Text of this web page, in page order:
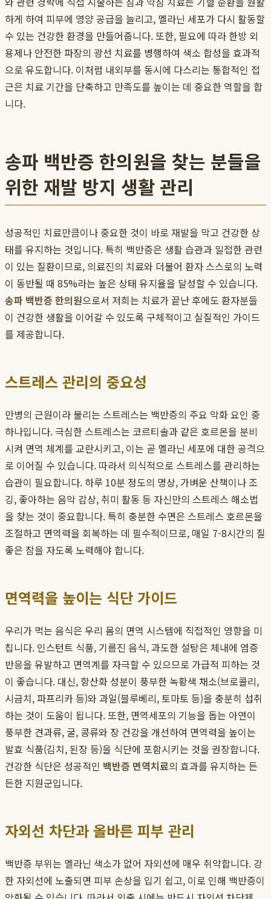
하게 하여 피부에 영양 공급을 늘리고, 멜라닌 세포가 다시 활동할
수 있는 건강한 환경을 만들어줍니다. 또한, 필요에 따라 한방 외
용제나 안전한 파장의 광선 치료를 병행하여 색소 합성을 효과적
으로 유도합니다. 이처럼 내외부를 동시에 다스리는 통합적인 접
근은 치료 기간을 단축하고 만족도를 높이는 데 중요한 역할을 합
니다.
송파 백반증 한의원을 찾는 분들을
위한 재발 방지 생활 관리
성공적인 치료만큼이나 중요한 것이 바로 재발을 막고 건강한 상
태를 유지하는 것입니다. 특히 백반증은 생활 습관과 밀접한 관련
이 있는 질환이므로, 의료진의 치료와 더불어 환자 스스로의 노력
이 동반될 때 85%라는 높은 상태 유지율을 달성할 수 있습니다.
송파 백반증 한의원으로서 저희는 치료가 끝난 후에도 환자분들
이 건강한 생활을 이어갈 수 있도록 구체적이고 실질적인 가이드
를 제공합니다.
스트레스 관리의 중요성
만병의 근원이라 불리는 스트레스는 백반증의 주요 악화 요인 중
하나입니다. 극심한 스트레스는 코르티솔과 같은 호르몬을 분비
시켜 면역 체계를 교란시키고, 이는 곧 멜라닌 세포에 대한 공격으
로 이어질 수 있습니다. 따라서 의식적으로 스트레스를 관리하는
습관이 필요합니다. 하루 10분 정도의 명상, 가벼운 산책이나 조
깅, 좋아하는 음악 감상, 취미 활동 등 자신만의 스트레스 해소법
을 찾는 것이 중요합니다. 특히 충분한 수면은 스트레스 호르몬을
조절하고 면역력을 회복하는 데 필수적이므로, 매일 7-8시간의 질
좋은 잠을 자도록 노력해야 합니다.
면역력을 높이는 식단 가이드
우리가 먹는 음식은 우리 몸의 면역 시스템에 직접적인 영향을 미
칩니다. 인스턴트 식품, 기름진 음식, 과도한 설탕은 체내에 염증
반응을 유발하고 면역계를 자극할 수 있으므로 가급적 피하는 것
이 좋습니다. 대신, 항산화 성분이 풍부한 녹황색 채소(브로콜리,
시금치, 파프리카 등)와 과일(블루베리, 토마토 등)을 충분히 섭취
하는 것이 도움이 됩니다. 또한, 면역세포의 기능을 돕는 아연이
풍부한 견과류, 굴, 콩류와 장 건강을 개선하여 면역력을 높이는
발효 식품(김치, 된장 등)을 식단에 포함시키는 것을 권장합니다.
건강한 식단은 성공적인 백반증 면역치료의 효과를 유지하는 든
든한 지원군입니다.
자외선 차단과 올바른 피부 관리
백반증 부위는 멜라닌 색소가 없어 자외선에 매우 취약합니다. 강
한 자외선에 노출되면 피부 손상을 입기 쉽고, 이로 인해 백반증이